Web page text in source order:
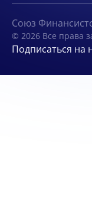
Союз
© 2026 Все права
Подписаться на